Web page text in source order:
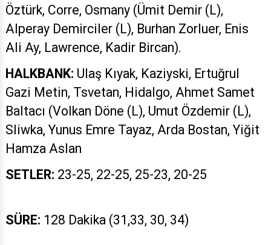
Öztürk, Corre, Osmany (Ümit Demir (L),
Alperay Demirciler (L), Burhan Zorluer, Enis
Ali Ay, Lawrence, Kadir Bircan).
HALKBANK: Ulaş Kıyak, Kaziyski, Ertuğrul
Gazi Metin, Tsvetan, Hidalgo, Ahmet Samet
Baltacı (Volkan Döne (L), Umut Özdemir (L),
Sliwka, Yunus Emre Tayaz, Arda Bostan, Yiğit
Hamza Aslan
SETLER: 23-25, 22-25, 25-23, 20-25
SÜRE: 128 Dakika (31,33, 30, 34)